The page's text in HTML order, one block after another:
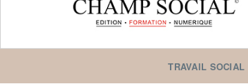
TRAVAIL SOCIAL